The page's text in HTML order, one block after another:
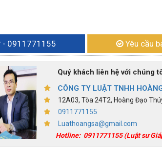
- 0911771155 Yêu cầu
Quý khách liên hệ với chúng
CÔNG TY LUẬT TNHH
12A03, Tòa 24T2, Hoàng Đạo
0911771155
Luathoangsa@gmail.com
Hotline: 0911771155(Luật sư